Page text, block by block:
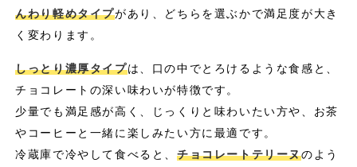
んわり軽めタイプがあり、どちらを選ぶかで満足度が大き
く変わります。
しっとり濃厚タイプは、口の中でとろけるような食感と、
チョコレートの深い味わいが特徴です。
少量でも満足感が高く、じっくりと味わいたい方や、お茶
やコーヒーと一緒に楽しみたい方に最適です。
冷蔵庫で冷やして食べると、 チョコレートテリーヌのよう